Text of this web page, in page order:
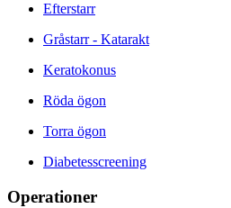
Efterstarr
Gråstarr - Katarakt
Keratokonus
Röda ögon
Torra ögon
Diabetesscreening
Operationer